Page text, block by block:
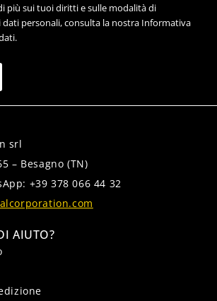
più sui tuoi diritti e sulle modalità di
personali, consulta la nostra Informativa
srl
– Besagno (TN)
+39 378 066 44 32
AIUTO?